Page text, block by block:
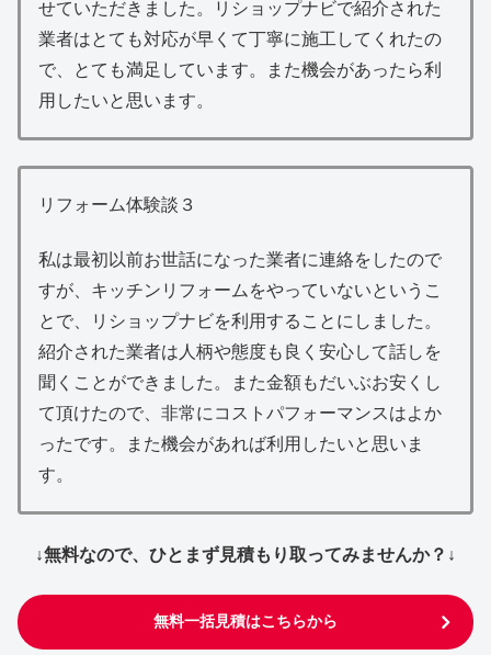
せていただきました。リショップナビで紹介された
業者はとても対応が早くて丁寧に施工してくれたの
で、とても満足しています。また機会があったら利
用したいと思います。
リフォーム体験談３
私は最初以前お世話になった業者に連絡をしたので
すが、キッチンリフォームをやっていないというこ
とで、リショップナビを利用することにしました。
紹介された業者は人柄や態度も良く安心して話しを
聞くことができました。また金額もだいぶお安くし
て頂けたので、非常にコストパフォーマンスはよか
ったです。また機会があれば利用したいと思いま
す。
↓無料なので、ひとまず見積もり取ってみませんか？↓
無料一括見積はこちらから